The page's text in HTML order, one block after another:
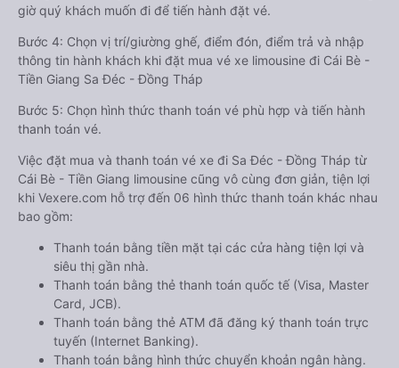
giờ quý khách muốn đi để tiến hành đặt vé.
Bước 4: Chọn vị trí/giường ghế, điểm đón, điểm trả và nhập
thông tin hành khách khi đặt mua vé xe limousine đi Cái Bè -
Tiền Giang Sa Đéc - Đồng Tháp
Bước 5: Chọn hình thức thanh toán vé phù hợp và tiến hành
thanh toán vé.
Việc đặt mua và thanh toán vé xe đi Sa Đéc - Đồng Tháp từ
Cái Bè - Tiền Giang limousine cũng vô cùng đơn giản, tiện lợi
khi Vexere.com hỗ trợ đến 06 hình thức thanh toán khác nhau
bao gồm:
Thanh toán bằng tiền mặt tại các cửa hàng tiện lợi và
siêu thị gần nhà.
Thanh toán bằng thẻ thanh toán quốc tế (Visa, Master
Card, JCB).
Thanh toán bằng thẻ ATM đã đăng ký thanh toán trực
tuyến (Internet Banking).
Thanh toán bằng hình thức chuyển khoản ngân hàng.